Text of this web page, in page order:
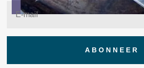
ABONNEER